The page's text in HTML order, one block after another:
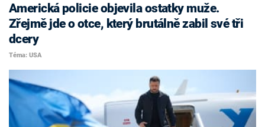
Americká policie objevila ostatky muže.
Zřejmě jde o otce, který brutálně zabil své tři
dcery
Téma: USA